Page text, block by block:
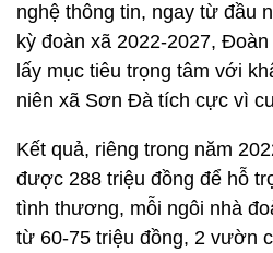
nghệ thông tin, ngay từ đầu
kỳ đoàn xã 2022-2027,
lấy mục tiêu trọng tâm với
niên xã Sơn Đà tích cực vì
Kết quả, riêng trong năm
được 288 triệu đồng để hỗ
tình thương, mỗi ngôi nhà
từ 60-75 triệu đồng, 2 vườn